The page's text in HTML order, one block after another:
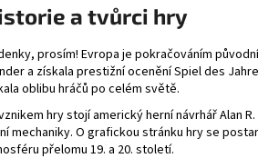
a tvůrci hry
prosím! Evropa je pokračováním
a získala prestižní ocenění Spiel des
oblibu hráčů po celém světě.
hry stojí americký herní návrhář Alan
mechaniky. O grafickou stránku hry se
přelomu 19. a 20. století.